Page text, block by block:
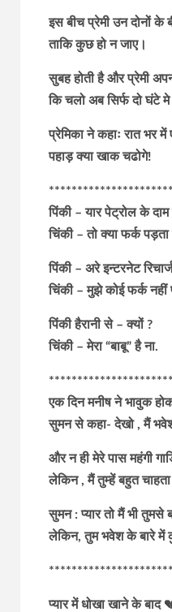
इस बीच प्रेमी उन दोनों के
ताकि कुछ हो न जाए।
सुबह होती है और प्रेमी
कि चलो अब सिर्फ दो घंटे
प्रेमिका ने कहाः रात भर
पहाड़ क्या खाक चढोगे!
पिंकी – यार पेट्रोल के
चिंकी – तो क्या फर्क पड़ता
पिंकी – अरे इन्टरनेट
चिंकी – मुझे कोई फर्क नहीं
पिंकी हैरानी से – क्यों ?
चिंकी – मेरा “बाबू” है ना.
एक दिन मनीष ने भावुक
सुमन से कहा- देखो , मैं
और न ही मेरे पास महंगी
लेकिन , मैं तुम्हें बहुत
सुमन : प्यार तो मैं भी तुमसे
लेकिन, तुम भवेश के बारे
प्यार में धोखा खाने के बाद